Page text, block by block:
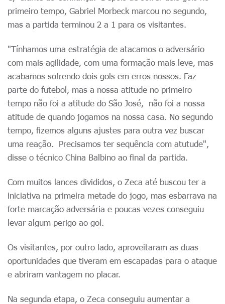
primeiro tempo, Gabriel Morbeck marcou no segundo,
mas a partida terminou 2 a 1 para os visitantes.
"Tínhamos uma estratégia de atacamos o adversário
com mais agilidade, com uma formação mais leve, mas
acabamos sofrendo dois gols em erros nossos. Faz
parte do futebol, mas a nossa atitude no primeiro
tempo não foi a atitude do São José, não foi a nossa
atitude de quando jogamos na nossa casa. No segundo
tempo, fizemos alguns ajustes para outra vez buscar
uma reação. Precisamos ter sequência com atutude",
disse o técnico China Balbino ao final da partida.
Com muitos lances divididos, o Zeca até buscou ter a
iniciativa na primeira metade do jogo, mas esbarrava na
forte marcação adversária e poucas vezes conseguiu
levar algum perigo ao gol.
Os visitantes, por outro lado, aproveitaram as duas
oportunidades que tiveram em escapadas para o ataque
e abriram vantagem no placar.
Na segunda etapa, o Zeca conseguiu aumentar a